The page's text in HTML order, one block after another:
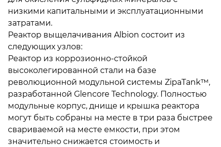
низкими капитальными и эксплуатационными
затратами.
Реактор выщелачивания Albion состоит из
следующих узлов:
Реактор из коррозионно-стойкой
высоколегированной стали на базе
революционной модульной системы ZipaTank™,
разработанной Glencore Technology. Полностью
модульные корпус, днище и крышка реактора
могут быть собраны на месте в три раза быстрее
свариваемой на месте емкости, при этом
значительно снижается стоимость и